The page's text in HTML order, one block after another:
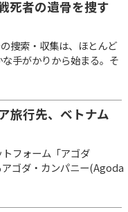
死者の遺骨を捜す
捜索・収集は、ほとんど
手がかりから始まる。そ
旅行先、ベトナム
フォーム「アゴダ
ゴダ・カンパニー(Agoda